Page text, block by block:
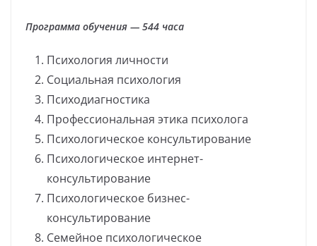
Программа обучения — 544 часа
Психология личности
Социальная психология
Психодиагностика
Профессиональная этика психолога
Психологическое консультирование
Психологическое интернет-
консультирование
Психологическое бизнес-
консультирование
Семейное психологическое